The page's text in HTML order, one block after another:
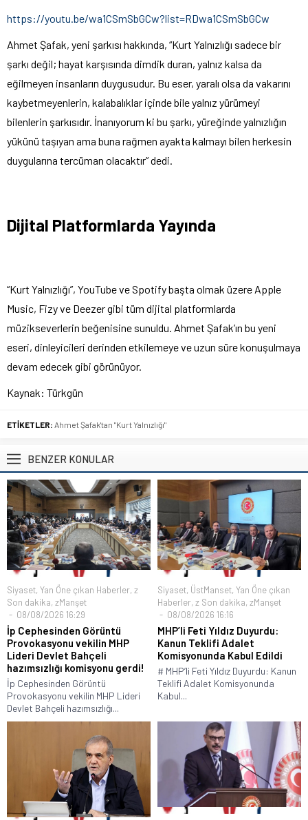
https://youtu.be/wa1CSmSbGCw?list=RDwa1CSmSbGCw
Ahmet Şafak, yeni şarkısı hakkında, “Kurt Yalnızlığı sadece bir
şarkı değil; hayat karşısında dimdik duran, yalnız kalsa da
eğilmeyen insanların duygusudur. Bu eser, yaralı olsa da vakarını
kaybetmeyenlerin, kalabalıklar içinde bile yalnız yürümeyi
bilenlerin şarkısıdır. İnanıyorum ki bu şarkı, yüreğinde yalnızlığın
yükünü taşıyan ama buna rağmen ayakta kalmayı bilen herkesin
duygularına tercüman olacaktır” dedi.
Dijital Platformlarda Yayında
“Kurt Yalnızlığı”, YouTube ve Spotify başta olmak üzere Apple
Music, Fizy ve Deezer gibi tüm dijital platformlarda
müzikseverlerin beğenisine sunuldu. Ahmet Şafak’ın bu yeni
eseri, dinleyicileri derinden etkilemeye ve uzun süre konuşulmaya
devam edecek gibi görünüyor.
Kaynak: Türkgün
ETİKETLER: Ahmet Şafak'tan "Kurt Yalnızlığı"
BENZER KONULAR
Siyaset, Yan Öne çıkan Haberler, z
Son dakika, zManşet
08/08/2026 16:29
İp Cephesinden Görüntü
Provokasyonu vekilin MHP
Lideri Devlet Bahçeli
hazımsızlığı komisyonu gerdi!
İp Cephesinden Görüntü
Provokasyonu vekilin MHP Lideri
Devlet Bahçeli hazımsızlığı...
Siyaset, ÜstManset, Yan Öne çıkan
Haberler, z Son dakika, zManşet
08/08/2026 16:16
MHP’li Feti Yıldız Duyurdu:
Kanun Teklifi Adalet
Komisyonunda Kabul Edildi
# MHP’li Feti Yıldız Duyurdu: Kanun
Teklifi Adalet Komisyonunda
Kabul...